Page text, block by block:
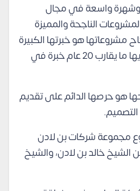
وشهرة واسعة في مجال
الناجحة والمميزة
هو خبرتها الكبيرة
في مجال العقارات حيث أن لديها ما يقارب 20 عام خبرة في
هو حرصها الدائم على تقديم
مجموعة شركات بن لادن
خالد بن لادن، والشيخ